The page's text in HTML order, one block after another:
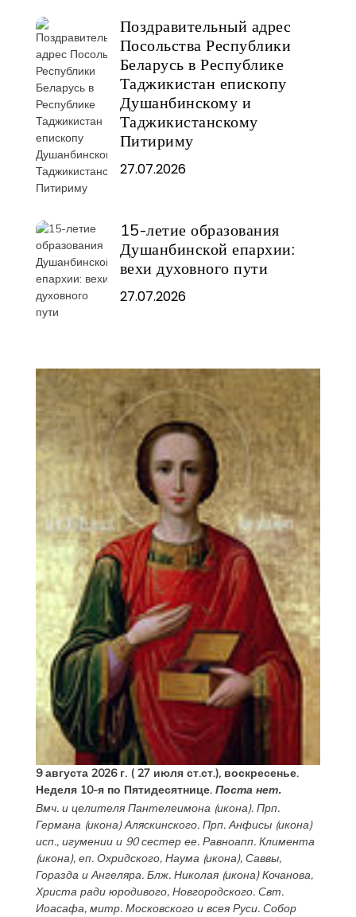
Поздравительный адрес
Посольства Республики
Беларусь в Республике
Таджикистан епископу
Душанбинскому и
Таджикистанскому
Питириму
27.07.2026
15-летие образования
Душанбинской епархии:
вехи духовного пути
27.07.2026
9 августа 2026 г. ( 27 июля ст.ст.), воскресенье.
Неделя 10-я по Пятидесятнице. Поста нет.
Вмч. и целителя Пантелеимона(икона). Прп.
Германа(икона) Аляскинского. Прп.Анфисы(икона)
исп., игумении и 90 сестер ее. Равноапп. Климента
(икона), еп. Охридского, Наума(икона), Саввы,
ГораздаиАнгеляра. Блж. Николая(икона) Кочанова,
Христа ради юродивого, Новгородского. Свт.
Иоасафа, митр. Московского и всея Руси. Собор